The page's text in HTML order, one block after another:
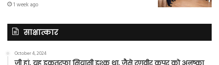
1 week ago
साक्षात्कार
October 4, 2024